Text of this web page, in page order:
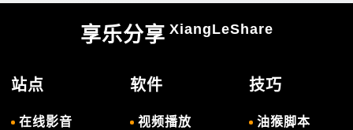
享乐分享 XiangLeShare
站点
在线影音
软件
视频播放
技巧
油猴脚本